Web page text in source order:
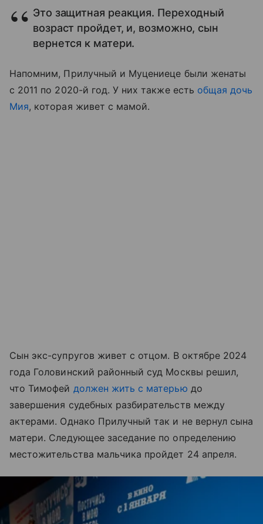
Это защитная реакция. Переходный
возраст пройдет, и, возможно, сын
вернется к матери.
Напомним, Прилучный и Муцениеце были женаты
с 2011 по 2020-й год. У них также есть общая дочь
Мия, которая живет с мамой.
Сын экс-супругов живет с отцом. В октябре 2024
года Головинский районный суд Москвы решил,
что Тимофей должен жить с матерью до
завершения судебных разбирательств между
актерами. Однако Прилучный так и не вернул сына
матери. Следующее заседание по определению
местожительства мальчика пройдет 24 апреля.